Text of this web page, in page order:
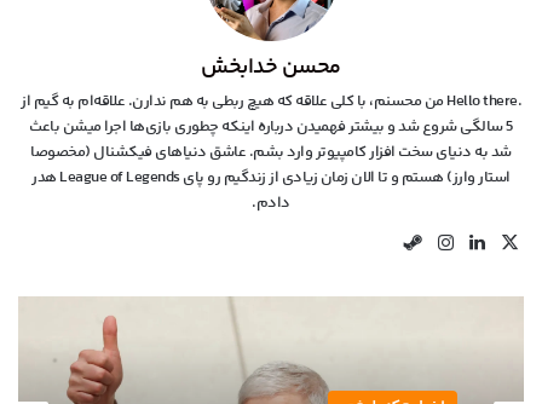
محسن خدابخش
.Hello there من محسنم، با کلی علاقه که هیچ ربطی به هم ندارن. علاقه‌ام به گیم از
5 سالگی شروع شد و بیشتر فهمیدن درباره اینکه چطوری بازی‌ها اجرا میشن باعث
شد به دنیای سخت افزار کامپیوتر وارد بشم. عاشق دنیاهای فیکشنال (مخصوصا
استار وارز) هستم و تا الان زمان زیادی از زندگیم رو پای League of Legends هدر
دادم.
X لینکدیناینستاگرام